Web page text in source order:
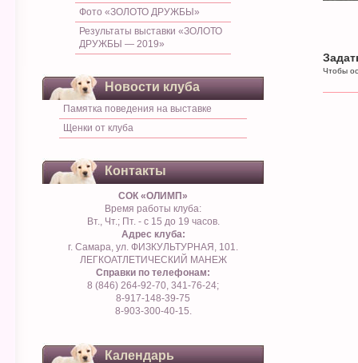
Фото «ЗОЛОТО ДРУЖБЫ»
Результаты выставки «ЗОЛОТО
ДРУЖБЫ — 2019»
Новости клуба
Памятка поведения на выставке
Щенки от клуба
Контакты
СОК «ОЛИМП»
Время работы клуба:
Вт., Чт.; Пт. - с 15 до 19 часов.
Адрес клуба:
г. Самара, ул. ФИЗКУЛЬТУРНАЯ, 101.
ЛЕГКОАТЛЕТИЧЕСКИЙ МАНЕЖ
Справки по телефонам:
8 (846) 264-92-70, 341-76-24;
8-917-148-39-75
8-903-300-40-15.
Календарь
Чтобы